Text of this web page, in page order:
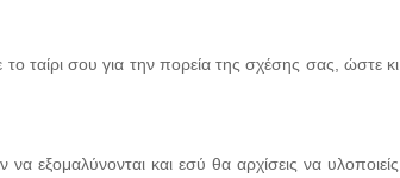
ταίρι σου για την πορεία της σχέσης σας, ώστε κι
εξομαλύνονται και εσύ θα αρχίσεις να υλοποιείς